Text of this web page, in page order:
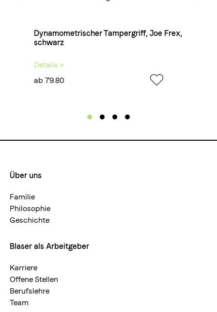
Dynamometrischer Tampergriff, Joe Frex,
schwarz
Details »
ab 79.80
Footermenue-
neu
Über uns
Familie
Philosophie
Geschichte
Blaser als Arbeitgeber
Karriere
Offene Stellen
Berufslehre
Team